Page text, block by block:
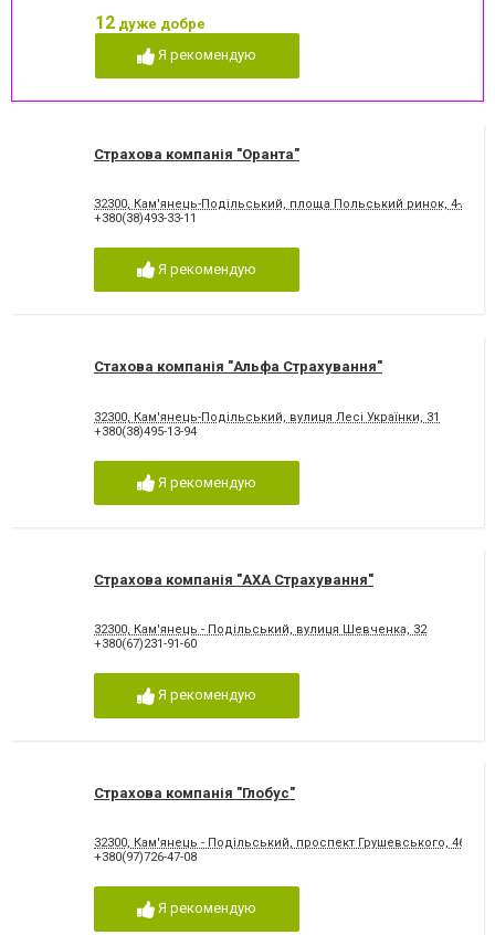
12 дуже добре
Я рекомендую
Страхова компанія "Оранта"
32300, Кам'янець-Подільський, площа Польський ринок, 4-А
+380(38)493-33-11
Я рекомендую
Стахова компанія "Альфа Страхування"
32300, Кам'янець-Подільський, вулиця Лесі Українки, 31
+380(38)495-13-94
Я рекомендую
Страхова компанія "АХА Страхування"
32300, Кам'янець - Подільський, вулиця Шевченка, 32
+380(67)231-91-60
Я рекомендую
Страхова компанія "Глобус"
32300, Кам'янець - Подільський, проспект Грушевського, 46
+380(97)726-47-08
Я рекомендую